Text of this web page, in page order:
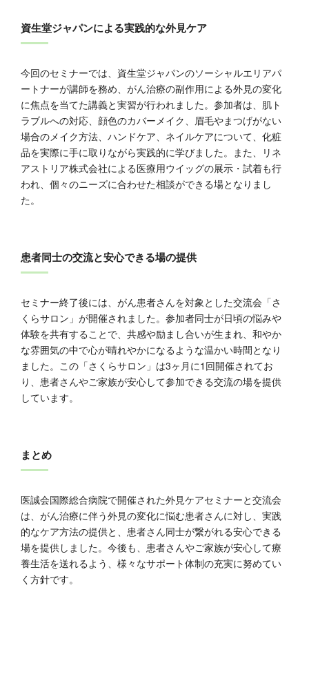
資生堂ジャパンによる実践的な外見ケア
今回のセミナーでは、資生堂ジャパンのソーシャルエリアパ
ートナーが講師を務め、がん治療の副作用による外見の変化
に焦点を当てた講義と実習が行われました。参加者は、肌ト
ラブルへの対応、顔色のカバーメイク、眉毛やまつげがない
場合のメイク方法、ハンドケア、ネイルケアについて、化粧
品を実際に手に取りながら実践的に学びました。また、リネ
アストリア株式会社による医療用ウイッグの展示・試着も行
われ、個々のニーズに合わせた相談ができる場となりまし
た。
患者同士の交流と安心できる場の提供
セミナー終了後には、がん患者さんを対象とした交流会「さ
くらサロン」が開催されました。参加者同士が日頃の悩みや
体験を共有することで、共感や励まし合いが生まれ、和やか
な雰囲気の中で心が晴れやかになるような温かい時間となり
ました。この「さくらサロン」は3ヶ月に1回開催されてお
り、患者さんやご家族が安心して参加できる交流の場を提供
しています。
まとめ
医誠会国際総合病院で開催された外見ケアセミナーと交流会
は、がん治療に伴う外見の変化に悩む患者さんに対し、実践
的なケア方法の提供と、患者さん同士が繋がれる安心できる
場を提供しました。今後も、患者さんやご家族が安心して療
養生活を送れるよう、様々なサポート体制の充実に努めてい
く方針です。